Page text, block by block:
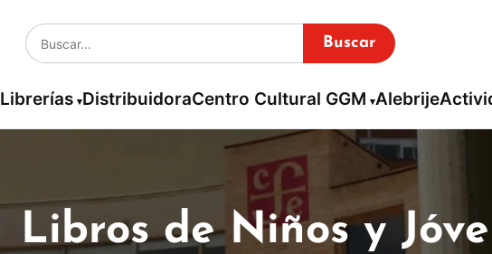
Buscar
Librerías DistribuidoraCentro Cultural GGM Alebrije
Libros de Niños y